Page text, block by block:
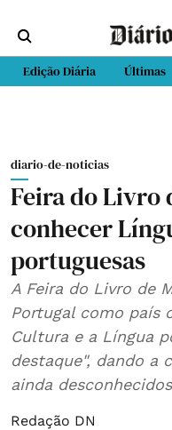
Edição Diária Últimas
diario-de-noticias
Feira do Livro
conhecer
portuguesas
A Feira do Livro de
Portugal como país
Cultura e a Língua
destaque", dando a
ainda
Redação DN